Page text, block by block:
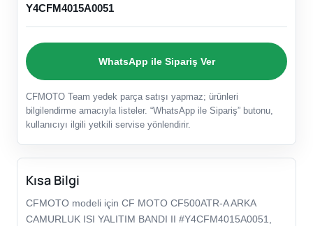
Y4CFM4015A0051
WhatsApp ile Sipariş Ver
CFMOTO Team yedek parça satışı yapmaz; ürünleri
bilgilendirme amacıyla listeler. “WhatsApp ile Sipariş” butonu,
kullanıcıyı ilgili yetkili servise yönlendirir.
Kısa Bilgi
CFMOTO modeli için CF MOTO CF500ATR-A ARKA
CAMURLUK ISI YALITIM BANDI II #Y4CFM4015A0051,